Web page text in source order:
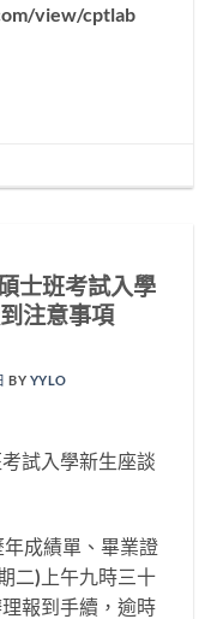
view/cptlab
士班考試入學
注意事項
BY YYLO
試入學新生座談
成績單、畢業證
二)上午九時三十
報到手續，逾時